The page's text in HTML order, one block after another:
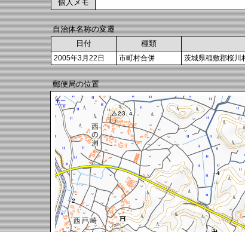
個人メモ
自治体名称の変遷
日付
種類
2005年3月22日 市町村合併 茨城県稲敷郡桜
郵便局の位置